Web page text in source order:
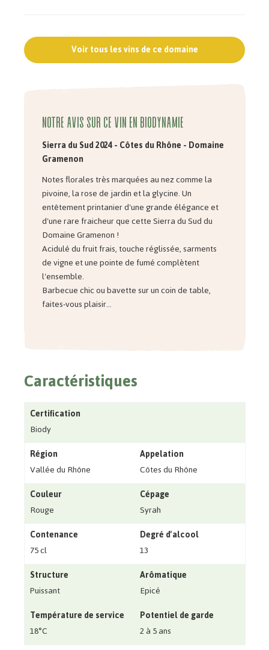
Voir tous les vins de ce domaine
Notre avis sur ce vin en biodynamie
Sierra du Sud 2024 - Côtes du Rhône - Domaine
Gramenon
Notes florales très marquées au nez comme la
pivoine, la rose de jardin et la glycine. Un
entêtement printanier d'une grande élégance et
d'une rare fraicheur que cette Sierra du Sud du
Domaine Gramenon !
Acidulé du fruit frais, touche réglissée, sarments
de vigne et une pointe de fumé complètent
l'ensemble.
Barbecue chic ou bavette sur un coin de table,
faites-vous plaisir...
Caractéristiques
Certification
Biody
Région
Vallée du Rhône
Appelation
Côtes du Rhône
Couleur
Rouge
Cépage
Syrah
Contenance
75 cl
Degré d'alcool
13
Structure
Puissant
Arômatique
Epicé
Température de service
18°C
Potentiel de garde
2 à 5 ans